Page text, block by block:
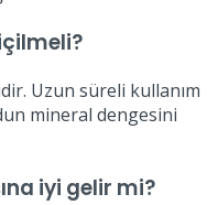
Uzun süreli kullanım
mineral dengesini
iyi gelir mi?